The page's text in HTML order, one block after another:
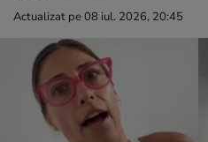
Actualizat pe 08 iul. 2026, 20:45